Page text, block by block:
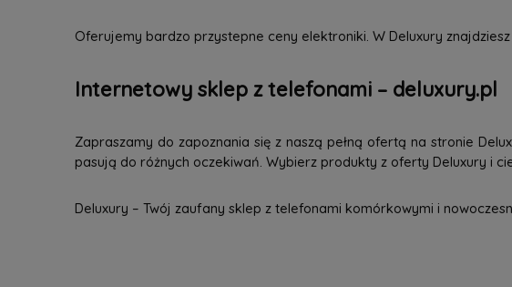
Oferujemy bardzo przystepne ceny elektroniki. W Deluxury
Internetowy sklep z telefonami – deluxury.pl
Zapraszamy do zapoznania się z naszą pełną ofertą na stronie
pasują do różnych oczekiwań. Wybierz produkty z oferty Deluxury i
Deluxury – Twój zaufany sklep z telefonami komórkowymi i